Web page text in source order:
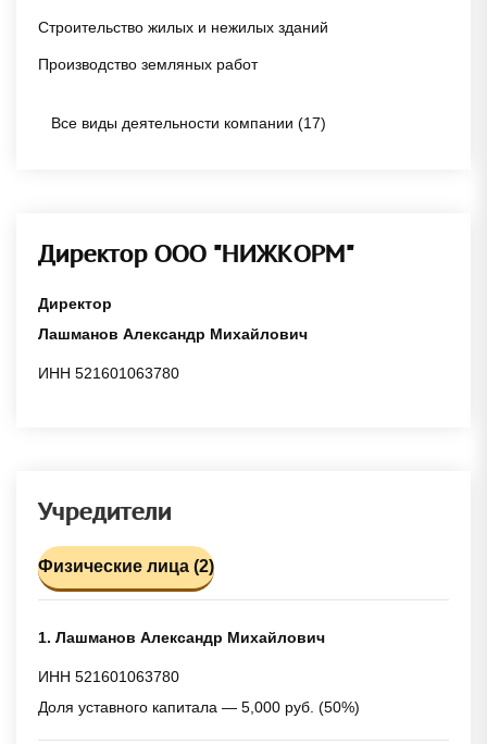
Строительство жилых и нежилых зданий
Производство земляных работ
Все виды деятельности компании (17)
Директор ООО "НИЖКОРМ"
Директор
Лашманов Александр Михайлович
ИНН 521601063780
Учредители
Физические лица (2)
1. Лашманов Александр Михайлович
ИНН 521601063780
Доля уставного капитала — 5,000 руб. (50%)